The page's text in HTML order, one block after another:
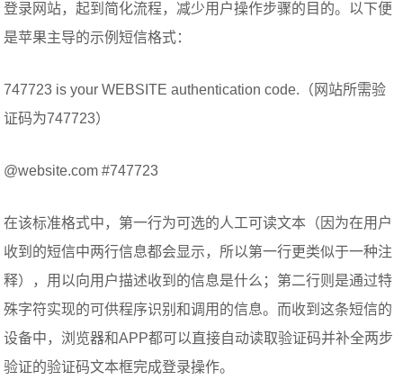
登录网站，起到简化流程，减少用户操作步骤的目的。以下便
是苹果主导的示例短信格式：
747723 is your WEBSITE authentication code.（网站所需验
证码为747723）
@website.com #747723
在该标准格式中，第一行为可选的人工可读文本（因为在用户
收到的短信中两行信息都会显示，所以第一行更类似于一种注
释），用以向用户描述收到的信息是什么；第二行则是通过特
殊字符实现的可供程序识别和调用的信息。而收到这条短信的
设备中，浏览器和APP都可以直接自动读取验证码并补全两步
验证的验证码文本框完成登录操作。